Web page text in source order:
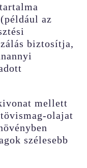
az
biztosítja,
mellett
olajat
szélesebb